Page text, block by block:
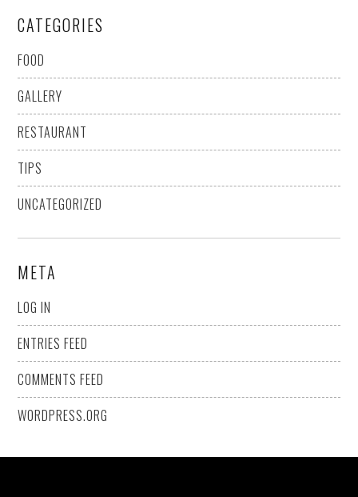
CATEGORIES
FOOD
GALLERY
RESTAURANT
TIPS
UNCATEGORIZED
META
LOG IN
ENTRIES FEED
COMMENTS FEED
WORDPRESS.ORG